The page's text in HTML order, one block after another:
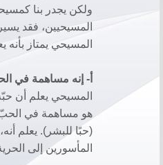
ولكن يجدر بنا
المسيحيين، فقد
المسيحي يمتاز
أ‌- إنه مساهمة في
هو مساهمة في الحبّ
(حبًا للبشر). يعلم
المأسورين إلى الحرية” (لوقا 4: 18)